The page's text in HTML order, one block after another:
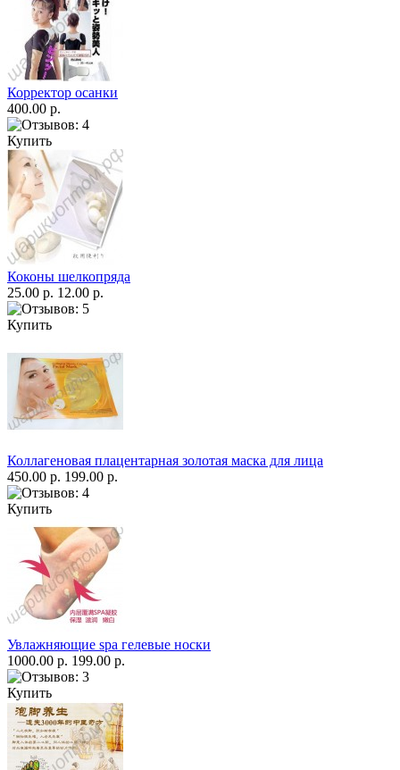
Корректор осанки
400.00 р.
Купить
Коконы шелкопряда
25.00 р. 12.00 р.
Купить
Коллагеновая плацентарная золотая маска для лица
450.00 р. 199.00 р.
Купить
Увлажняющие spa гелевые носки
1000.00 р. 199.00 р.
Купить